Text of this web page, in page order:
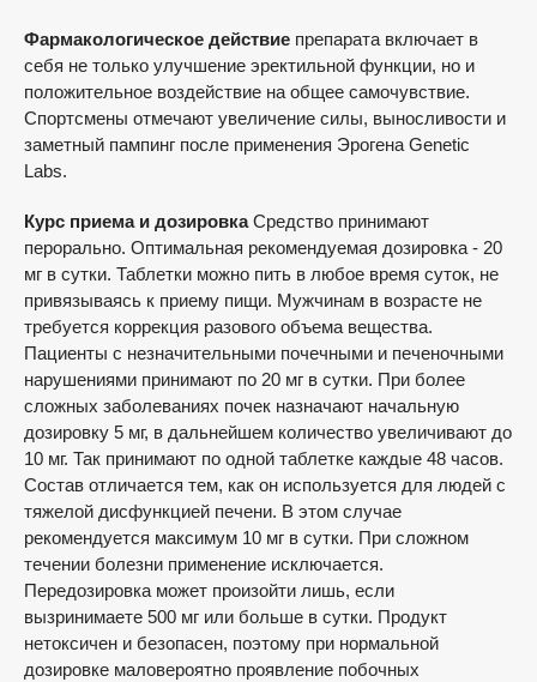
Фармакологическое действие препарата включает в
себя не только улучшение эректильной функции, но и
положительное воздействие на общее самочувствие.
Спортсмены отмечают увеличение силы, выносливости и
заметный пампинг после применения Эрогена Genetic
Labs.
Курс приема и дозировкаСредство принимают
перорально. Оптимальная рекомендуемая дозировка - 20
мг в сутки. Таблетки можно пить в любое время суток, не
привязываясь к приему пищи. Мужчинам в возрасте не
требуется коррекция разового объема вещества.
Пациенты с незначительными почечными и печеночными
нарушениями принимают по 20 мг в сутки. При более
сложных заболеваниях почек назначают начальную
дозировку 5 мг, в дальнейшем количество увеличивают до
10 мг. Так принимают по одной таблетке каждые 48 часов.
Состав отличается тем, как он используется для людей с
тяжелой дисфункцией печени. В этом случае
рекомендуется максимум 10 мг в сутки. При сложном
течении болезни применение исключается.
Передозировка может произойти лишь, если
вызринимаете 500 мг или больше в сутки. Продукт
нетоксичен и безопасен, поэтому при нормальной
дозировке маловероятно проявление побочных